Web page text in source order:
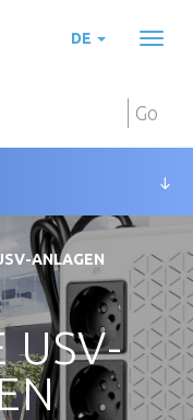
DE
Go
ANLAGEN
USV-